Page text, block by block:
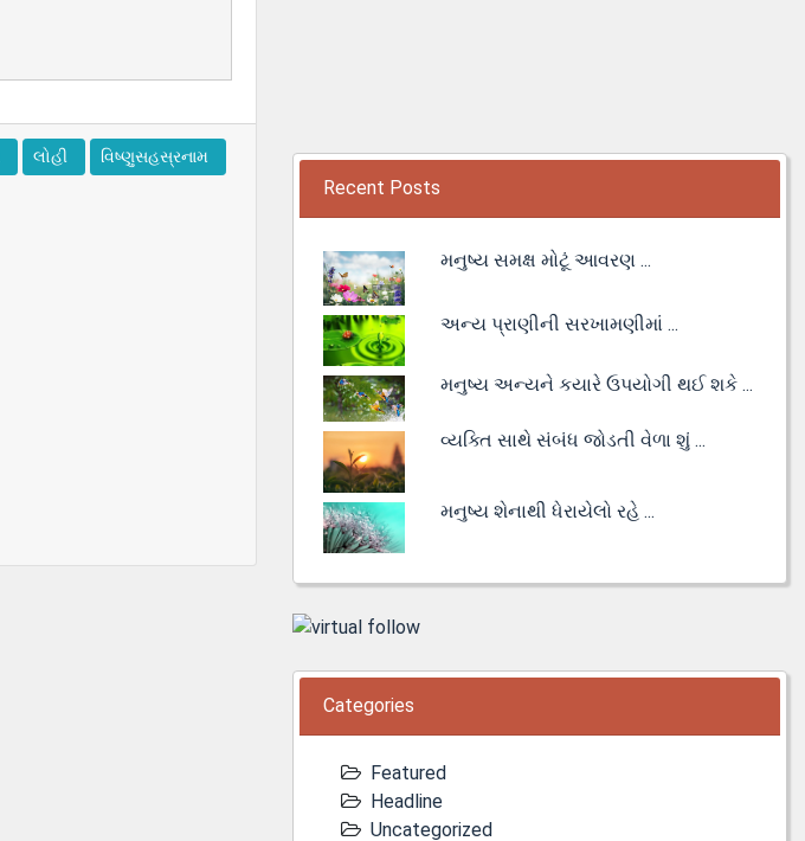
લોહી
વિષ્ણુસહસ્રનામ
Recent Posts
મનુષ્ય સમક્ષ મોટૂં આવરણ ...
અન્ય પ્રાણીની સરખામણીમાં ...
મનુષ્ય અન્યને કયારે ઉપયોગી થઈ શકે ...
વ્યક્તિ સાથે સંબંધ જોડતી વેળા શું ...
મનુષ્ય શેનાથી ધેરાયેલો રહે ...
Categories
Featured
Headline
Uncategorized